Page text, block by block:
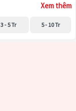
Xem thêm
3 - 5 Tr 5 - 10 Tr